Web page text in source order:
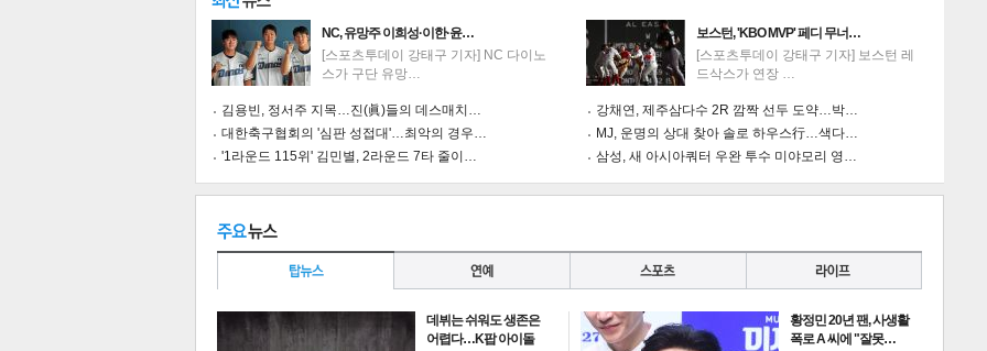
NC, 유망주 이희성·이한·윤…
[스포츠투데이 강태구 기자] NC 다이노
스가 구단 유망…
김용빈, 정서주 지목…진(眞)들의 데스매치…
대한축구협회의 '심판 성접대'…최악의 경우…
'1라운드 115위' 김민별, 2라운드 7타 줄이…
보스턴, 'KBO MVP' 페디 무너…
[스포츠투데이 강태구 기자] 보스턴 레
드삭스가 연장 …
강채연, 제주삼다수 2R 깜짝 선두 도약…박…
MJ, 운명의 상대 찾아 솔로 하우스行…색다…
삼성, 새 아시아쿼터 우완 투수 미야모리 영…
데뷔는 쉬워도 생존은
어렵다…K팝 아이돌
황정민 20년 팬, 사생활
폭로 A 씨에 "잘못…